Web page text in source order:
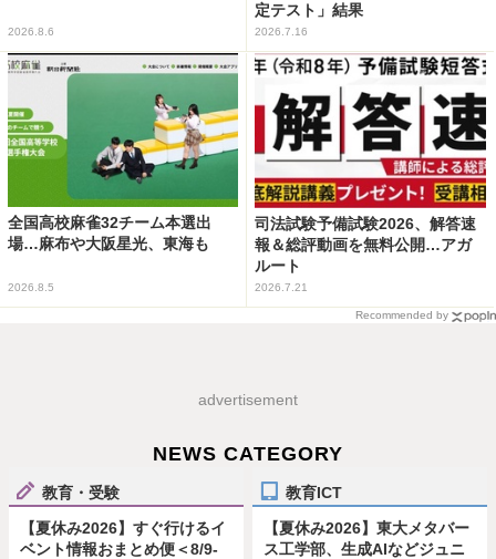
2026.8.6
定テスト」結果
2026.7.16
全国高校麻雀32チーム本選出
場…麻布や大阪星光、東海も
2026.8.5
司法試験予備試験2026、解答速
報＆総評動画を無料公開…アガ
ルート
2026.7.21
Recommended by
advertisement
NEWS CATEGORY
教育・受験
【夏休み2026】すぐ行けるイ
ベント情報おまとめ便＜8/9-
教育ICT
【夏休み2026】東大メタバー
ス工学部、生成AIなどジュニ